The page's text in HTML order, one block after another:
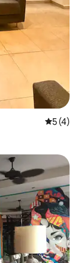
5 (4)